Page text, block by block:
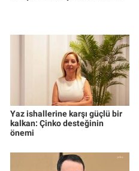
Yaz ishallerine karşı güçlü bir
kalkan: Çinko desteğinin
önemi